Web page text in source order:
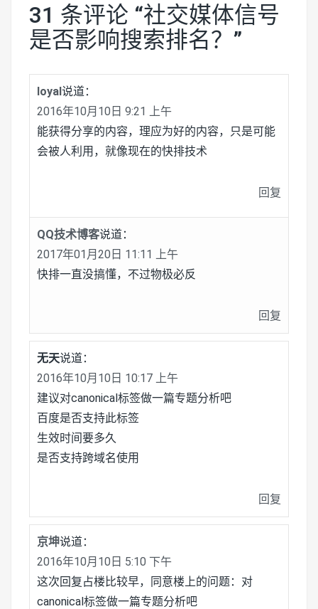
31 条评论 “社交媒体信号
是否影响搜索排名？ ”
loyal说道：
2016年10月10日 9:21 上午
能获得分享的内容，理应为好的内容，只是可能
会被人利用，就像现在的快排技术
回复
QQ技术博客说道：
2017年01月20日 11:11 上午
快排一直没搞懂，不过物极必反
回复
无天说道：
2016年10月10日 10:17 上午
建议对canonical标签做一篇专题分析吧
百度是否支持此标签
生效时间要多久
是否支持跨域名使用
回复
京坤说道：
2016年10月10日 5:10 下午
这次回复占楼比较早，同意楼上的问题：对
canonical标签做一篇专题分析吧